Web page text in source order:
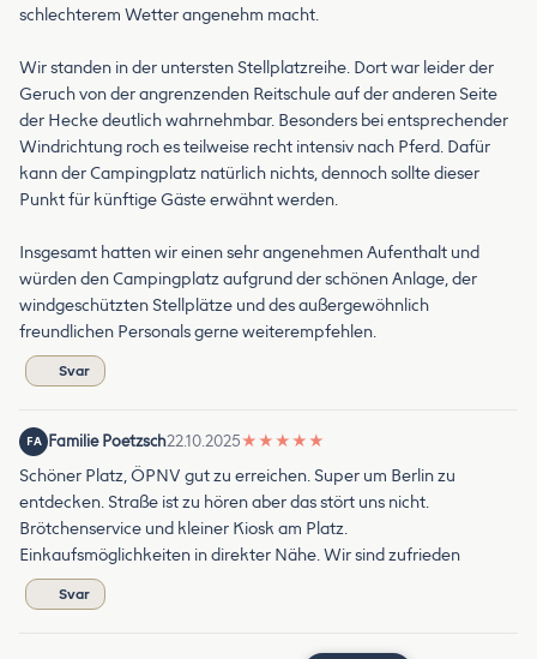
schlechterem Wetter angenehm macht.
Wir standen in der untersten Stellplatzreihe. Dort war leider der
Geruch von der angrenzenden Reitschule auf der anderen Seite
der Hecke deutlich wahrnehmbar. Besonders bei entsprechender
Windrichtung roch es teilweise recht intensiv nach Pferd. Dafür
kann der Campingplatz natürlich nichts, dennoch sollte dieser
Punkt für künftige Gäste erwähnt werden.
Insgesamt hatten wir einen sehr angenehmen Aufenthalt und
würden den Campingplatz aufgrund der schönen Anlage, der
windgeschützten Stellplätze und des außergewöhnlich
freundlichen Personals gerne weiterempfehlen.
Svar
FA Familie Poetzsch22.10.2025★ ★ ★ ★ ★
Schöner Platz, ÖPNV gut zu erreichen. Super um Berlin zu
entdecken. Straße ist zu hören aber das stört uns nicht.
Brötchenservice und kleiner Kiosk am Platz.
Einkaufsmöglichkeiten in direkter Nähe. Wir sind zufrieden
Svar